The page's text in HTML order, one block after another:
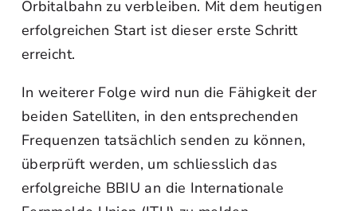
Orbitalbahn zu verbleiben. Mit dem heutigen
erfolgreichen Start ist dieser erste Schritt
erreicht.
In weiterer Folge wird nun die Fähigkeit der
beiden Satelliten, in den entsprechenden
Frequenzen tatsächlich senden zu können,
überprüft werden, um schliesslich das
erfolgreiche BBIU an die Internationale